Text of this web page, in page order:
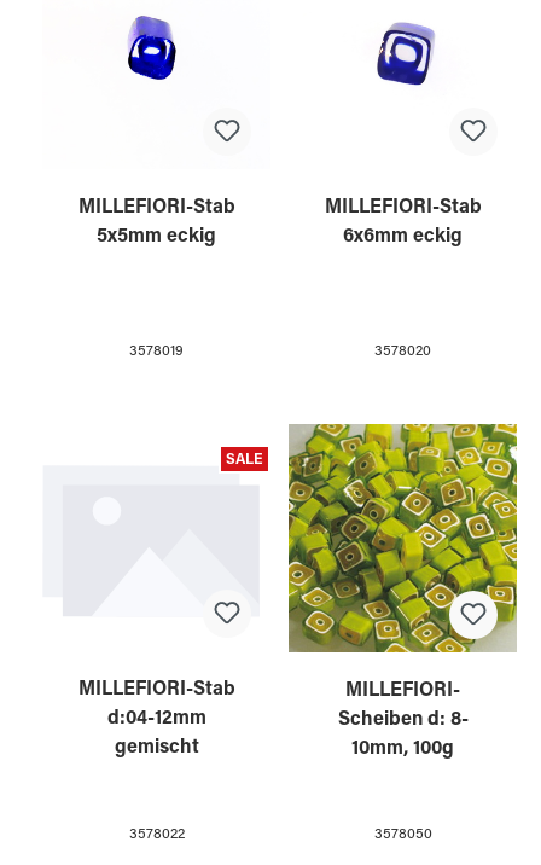
MILLEFIORI-Stab
5x5mm eckig
3578019
MILLEFIORI-Stab
6x6mm eckig
3578020
SALE
MILLEFIORI-Stab
d:04-12mm
gemischt
3578022
MILLEFIORI-
Scheiben d: 8-
10mm, 100g
3578050